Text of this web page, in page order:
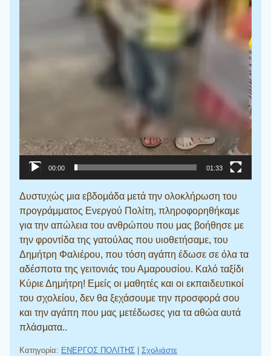
00:00 01:33
Δυστυχώς μια εβδομάδα μετά την ολοκλήρωση του
προγράμματος Ενεργού Πολίτη, πληροφορηθήκαμε
για την απώλεια του ανθρώπου που μας βοήθησε με
την φροντίδα της γατούλας που υιοθετήσαμε, του
Δημήτρη Φαλιέρου, που τόση αγάπη έδωσε σε όλα τα
αδέσποτα της γειτονιάς του Αμαρουσίου. Καλό ταξίδι
Κύριε Δημήτρη! Εμείς οι μαθητές και οι εκπαιδευτικοί
του σχολείου, δεν θα ξεχάσουμε την προσφορά σου
και την αγάπη που μας μετέδωσες για τα αθώα αυτά
πλάσματα..
Κατηγορία: ΕΝΕΡΓΟΣ ΠΟΛΙΤΗΣ Σχολιάστε